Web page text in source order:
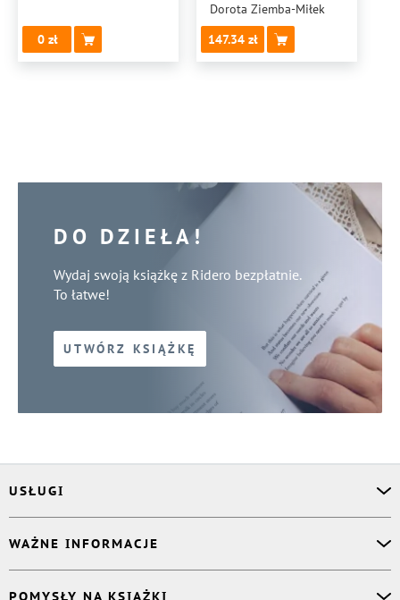
0
Dorota Ziemba-Miłek
147.34
DO DZIEŁA!
Wydaj swoją książkę z Ridero bezpłatnie.
To łatwe!
UTWÓRZ KSIĄŻKĘ
USŁUGI
Korektor
Projektant okładki
WAŻNE INFORMACJE
POMYSŁY NA KSIĄŻKI